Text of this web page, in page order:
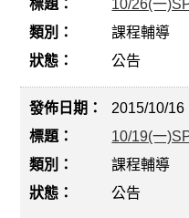
10/26(一
課程輔導
公告
2015/10/16
10/19(一
課程輔導
公告